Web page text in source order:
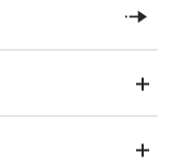
ーに基づいて
の利用規約・